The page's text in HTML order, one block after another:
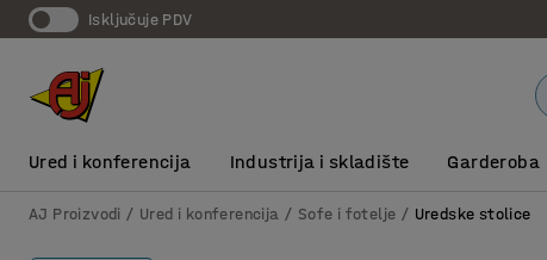
Isključuje PDV
Ured i konferencija Industrija i skladište Garderoba
AJ Proizvodi Ured i konferencija Sofe i fotelje Uredske stolice